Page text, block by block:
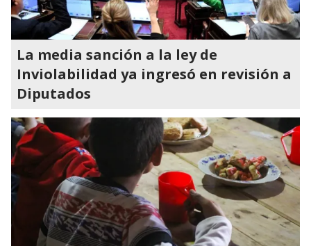
La media sanción a la ley de
Inviolabilidad ya ingresó en revisión a
Diputados